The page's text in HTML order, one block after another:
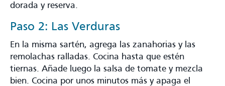
dorada y reserva.
Paso 2: Las Verduras
En la misma sartén, agrega las zanahorias y las
remolachas ralladas. Cocina hasta que estén
tiernas. Añade luego la salsa de tomate y mezcla
bien. Cocina por unos minutos más y apaga el